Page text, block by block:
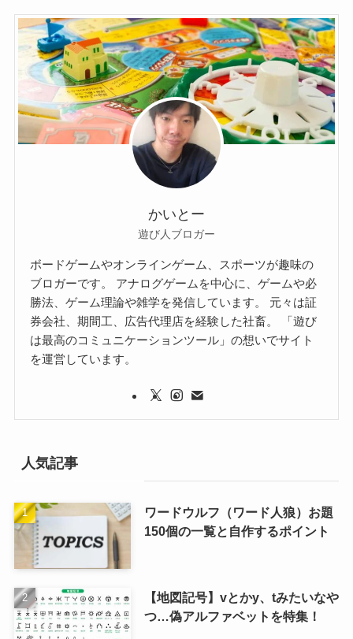
かいとー
遊び人ブロガー
ボードゲームやオンラインゲーム、スポーツが趣味の
ブロガーです。 アナログゲームを中心に、ゲームや必
勝法、ゲーム理論や雑学を発信しています。 元々は証
券会社、期間工、広告代理店を経験した社畜。 「遊び
は最高のコミュニケーションツール」の想いでサイト
を運営しています。
人気記事
ワードウルフ（ワード人狼）お題
150個の一覧と自作するポイント
【地図記号】vとかy、tみたいなや
つ…偽アルファベットを特集！